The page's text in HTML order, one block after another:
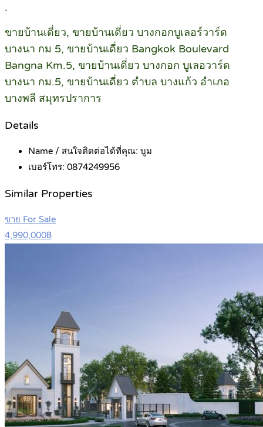
.
ขายบ้านเดี่ยว, ขายบ้านเดี่ยว บางกอกบูเลอร์วาร์ด
บางนา กม 5, ขายบ้านเดี่ยว Bangkok Boulevard
Bangna Km.5, ขายบ้านเดี่ยว บางกอก บูเลอวาร์ด
บางนา กม.5, ขายบ้านเดี่ยว ตำบล บางแก้ว อำเภอ
บางพลี สมุทรปราการ
Details
Name / สนใจติดต่อได้ที่คุณ: บูม
เบอร์โทร: 0874249956
Similar Properties
ขาย For Sale
4,990,000฿